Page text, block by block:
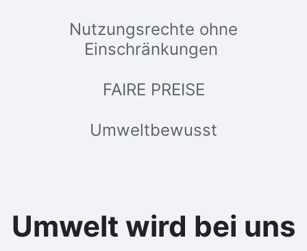
Nutzungsrechte ohne
Einschränkungen
FAIRE PREISE
Umweltbewusst
Umwelt wird bei uns